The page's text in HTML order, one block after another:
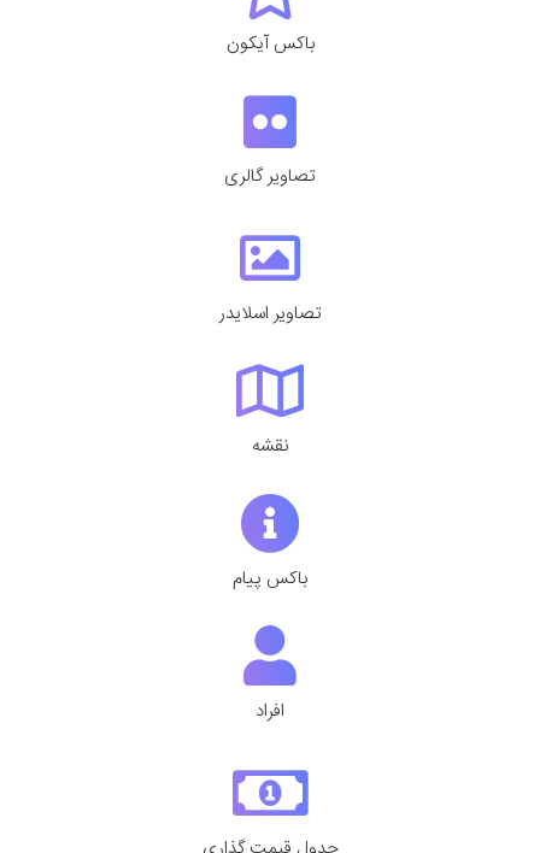
باکس آیکون
تصاویر گالری
تصاویر اسلایدر
نقشه
باکس پیام
افراد